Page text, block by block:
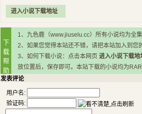
进入小说下载地址
下
载
帮
助
1、九色鹿（www.jiuselu.cc）所有小说均为全
2、如果您觉得本站还不错，请把本站加入到您
3、如何下载小说：点击本网页 进入小说下载地
放位置后，保存即可。本站下载的小说均为
发表评论
用户名:
验证码: